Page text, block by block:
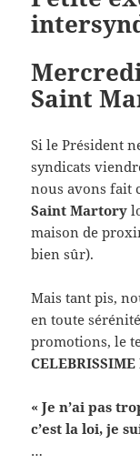
Saint
Si le Président
syndicats
nous avons fait
Saint Martory
maison de
bien sûr).
Mais tant pis,
en toute
promotions, le
« Je n’ai pas
c’est la loi, je
…